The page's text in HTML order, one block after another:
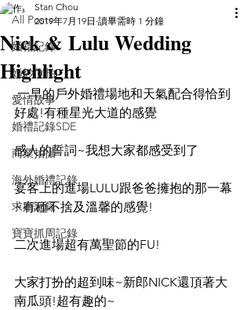
All Posts
婚禮記錄
婚紗側拍
愛情故事
婚禮記錄SDE
商業拍攝
海外婚禮記錄
求婚記錄
寶寶抓周記錄
Nick & Lulu Wedding
Highlight
Stan Chou
2019年7月19日 讀畢需時 1 分鐘
一早的戶外婚禮場地和天氣配合得恰到
好處!有種星光大道的感覺
感人的誓詞~我想大家都感受到了
宴客上的進場LULU跟爸爸擁抱的那一幕
~有種不捨及溫馨的感覺!
二次進場超有萬聖節的FU!
大家打扮的超到味~新郎NICK還頂著大
南瓜頭!超有趣的~